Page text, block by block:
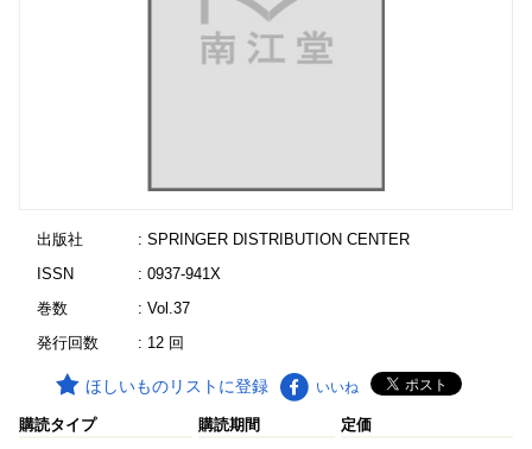
出版社
: SPRINGER DISTRIBUTION CENTER
ISSN
: 0937-941X
巻数
: Vol.37
発行回数
: 12 回
ほしいものリストに登録 いいね
購読タイプ 購読期間 定価